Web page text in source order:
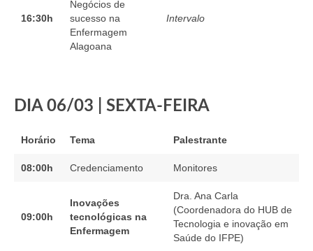
16:30h
Negócios de
sucesso na
Enfermagem
Alagoana
Intervalo
DIA 06/03 | SEXTA-FEIRA
Horário Tema Palestrante
08:00h Credenciamento Monitores
09:00h
Inovações
tecnológicas na
Enfermagem
Dra. Ana Carla
(Coordenadora do HUB de
Tecnologia e inovação em
Saúde do IFPE)